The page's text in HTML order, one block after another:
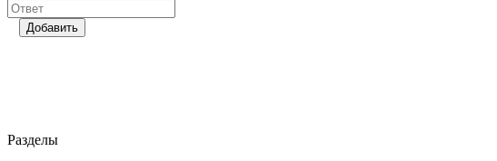
Добавить
Разделы